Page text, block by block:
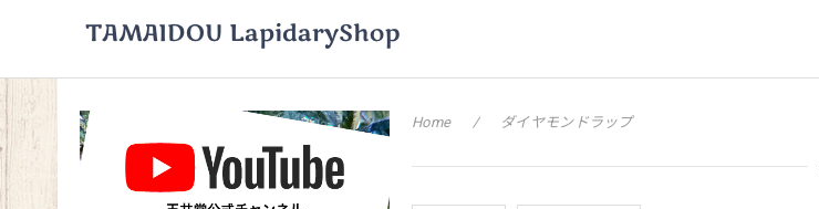
Home ダイヤモンドラップ